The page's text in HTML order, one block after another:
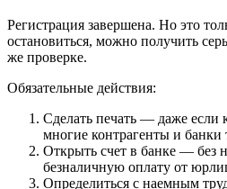
Регистрация завершена. Но это
остановиться, можно получить
же проверке.
Обязательные действия:
Сделать печать — даже если
многие контрагенты и банки
Открыть счет в банке — без
безналичную оплату от
Определиться с наемным